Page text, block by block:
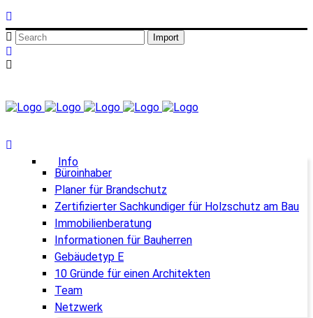
Info
Büroinhaber
Planer für Brandschutz
Zertifizierter Sachkundiger für Holzschutz am Bau
Immobilienberatung
Informationen für Bauherren
Gebäudetyp E
10 Gründe für einen Architekten
Team
Netzwerk